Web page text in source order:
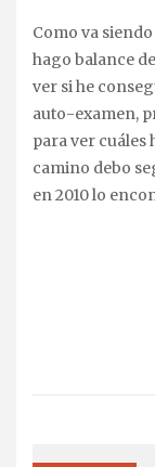
Como va siendo costumbre en mí, cada final de año
hago balance
ver si he
auto-examen,
para ver cuáles
camino debo
en 2010 lo